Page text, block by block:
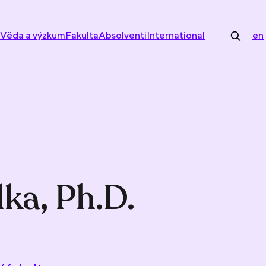
Věda a výzkumFakultaAbsolventiInternational en
Ph.D.